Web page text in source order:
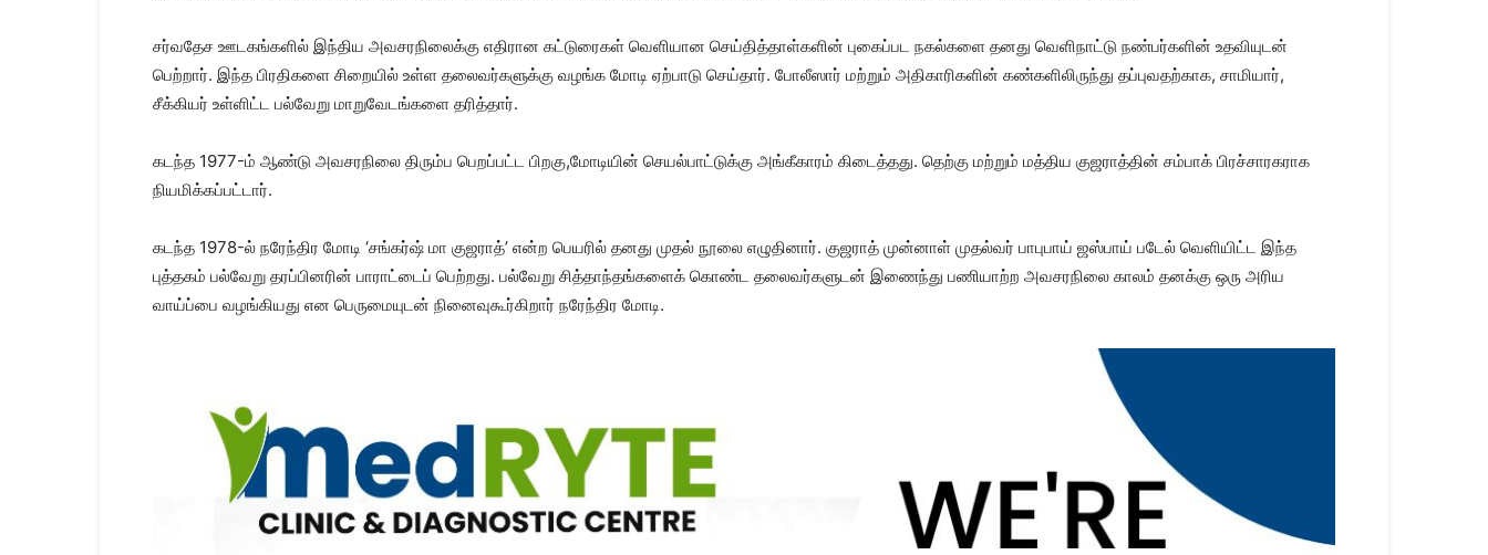
சர்வதேச ஊடகங்களில் இந்திய அவசரநிலைக்கு எதிரான கட்டுரைகள் வெளியான செய்தித்தாள்களின் புகைப்பட நகல்களை தனது வெளிநாட்டு நண்பர்களின் உதவியுடன்
பெற்றார். இந்த பிரதிகளை சிறையில் உள்ள தலைவர்களுக்கு வழங்க மோடி ஏற்பாடு செய்தார். போலீஸார் மற்றும் அதிகாரிகளின் கண்களிலிருந்து தப்புவதற்காக, சாமியார்,
சீக்கியர் உள்ளிட்ட பல்வேறு மாறுவேடங்களை தரித்தார்.
கடந்த 1977-ம் ஆண்டு அவசரநிலை திரும்ப பெறப்பட்ட பிறகு,மோடியின் செயல்பாட்டுக்கு அங்கீகாரம் கிடைத்தது. தெற்கு மற்றும் மத்திய குஜராத்தின் சம்பாக் பிரச்சாரகராக
நியமிக்கப்பட்டார்.
கடந்த 1978-ல் நரேந்திர மோடி ‘சங்கர்ஷ் மா குஜராத்’ என்ற பெயரில் தனது முதல் நூலை எழுதினார். குஜராத் முன்னாள் முதல்வர் பாபுபாய் ஜஸ்பாய் படேல் வெளியிட்ட இந்த
புத்தகம் பல்வேறு தரப்பினரின் பாராட்டைப் பெற்றது. பல்வேறு சித்தாந்தங்களைக் கொண்ட தலைவர்களுடன் இணைந்து பணியாற்ற அவசரநிலை காலம் தனக்கு ஒரு அரிய
வாய்ப்பை வழங்கியது என பெருமையுடன் நினைவுகூர்கிறார் நரேந்திர மோடி.